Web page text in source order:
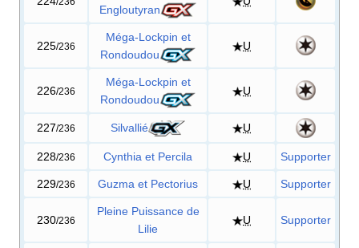
Engloutyran
225/236
Méga-Lockpin et
Rondoudou
U
226/236
Méga-Lockpin et
Rondoudou
U
227/236 Silvallié U
228/236 Cynthia et Percila U Supporter
229/236 Guzma et Pectorius U Supporter
230/236
Pleine Puissance de
Lilie
U Supporter